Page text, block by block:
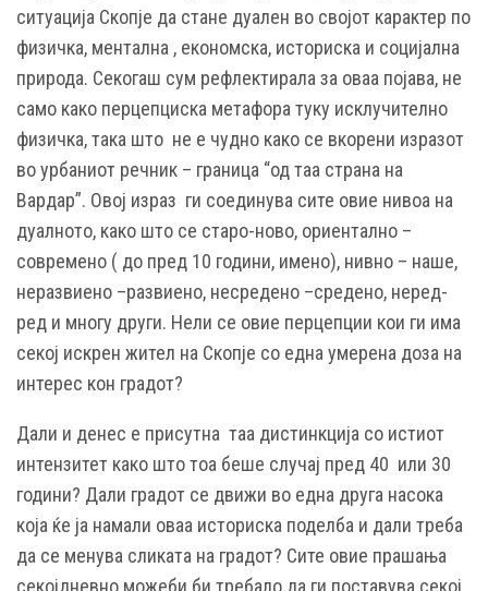
ситуација Скопје да стане дуален во својот карактер по
физичка, ментална , економска, историска и социјална
природа. Секогаш сум рефлектирала за оваа појава, не
само како перцепциска метафора туку исклучително
физичка, така што не е чудно како се вкорени изразот
во урбаниот речник – граница “од таа страна на
Вардар”. Овој израз ги соединува сите овие нивоа на
дуалното, како што се старо-ново, ориентално –
современо ( до пред 10 години, имено), нивно – наше,
неразвиено –развиено, несредено –средено, неред-
ред и многу други. Нели се овие перцепции кои ги има
секој искрен жител на Скопје со една умерена доза на
интерес кон градот?
Дали и денес е присутна таа дистинкција со истиот
интензитет како што тоа беше случај пред 40 или 30
години? Дали градот се движи во една друга насока
која ќе ја намали оваа историска поделба и дали треба
да се менува сликата на градот? Сите овие прашања
секојдневно можеби би требало да ги поставува секој